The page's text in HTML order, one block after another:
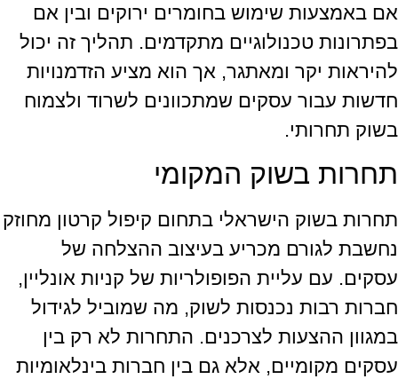
אם באמצעות שימוש בחומרים ירוקים ובין אם
בפתרונות טכנולוגיים מתקדמים. תהליך זה יכול
להיראות יקר ומאתגר, אך הוא מציע הזדמנויות
חדשות עבור עסקים שמתכוונים לשרוד ולצמוח
בשוק תחרותי.
תחרות בשוק המקומי
תחרות בשוק הישראלי בתחום קיפול קרטון מחוזק
נחשבת לגורם מכריע בעיצוב ההצלחה של
עסקים. עם עליית הפופולריות של קניות אונליין,
חברות רבות נכנסות לשוק, מה שמוביל לגידול
במגוון ההצעות לצרכנים. התחרות לא רק בין
עסקים מקומיים, אלא גם בין חברות בינלאומיות